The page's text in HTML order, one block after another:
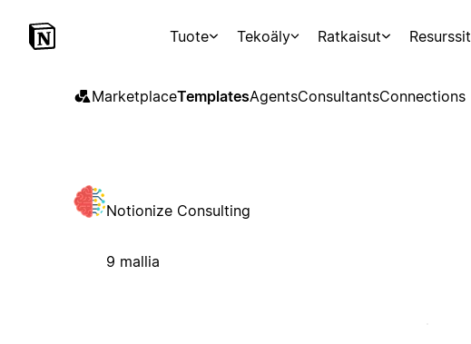
Tuote Tekoäly Ratkaisut Resurssit
MarketplaceTemplatesAgentsConsultantsConnections
Notionize Consulting
9 mallia